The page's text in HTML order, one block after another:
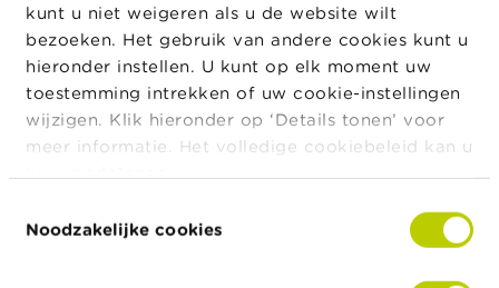
kunt u niet weigeren als u de website wilt
bezoeken. Het gebruik van andere cookies kunt u
hieronder instellen. U kunt op elk moment uw
toestemming intrekken of uw cookie-instellingen
wijzigen. Klik hieronder op ‘Details tonen’ voor
meer informatie. Het volledige cookiebeleid kan u
Noodzakelijke cookies
algemene informatie onder de vorm van een
advies of waarschuwing van een werkgever aan
een werknemer die op pensioen gaat over de
mogelijke herbelegging of allocatie van de
uitkering van een pensioenkapitaal (in algemene
termen, dus zonder beleggingsadvies).
Geïndividualiseerde informatie die niet
gaat over de optimalisatie van het